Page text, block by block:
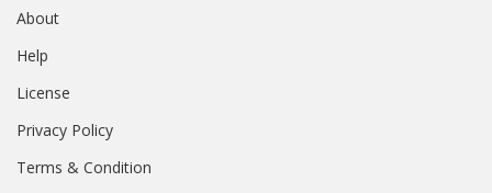
About
Help
License
Privacy Policy
Terms & Condition